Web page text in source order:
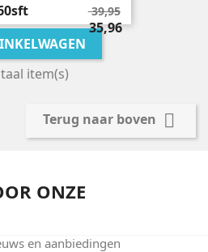
Normale
prijs
39,95
Prijs
35,96
item(s)
Terug naar boven 
ONZE
en aanbiedingen